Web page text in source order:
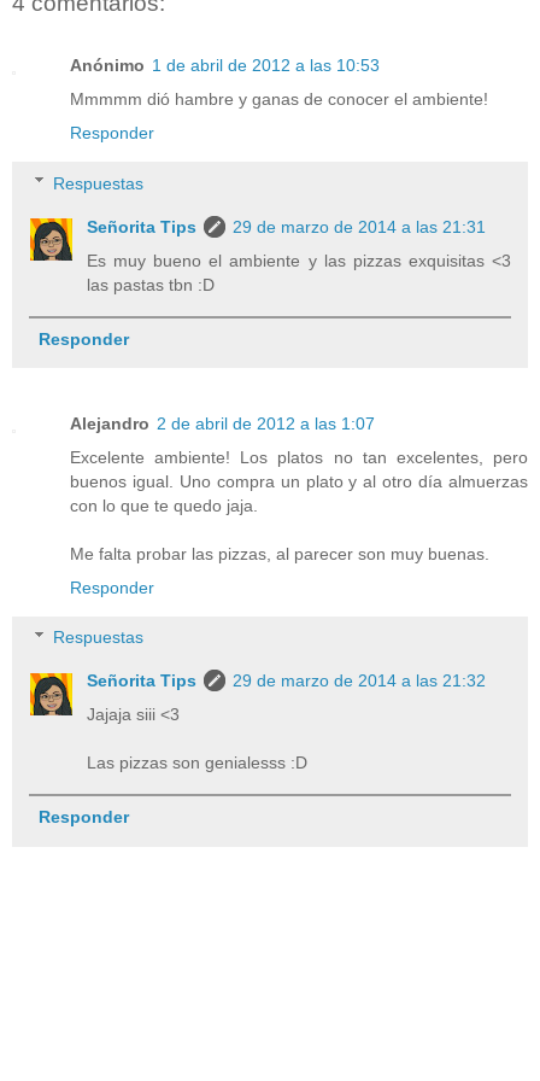
Anónimo 1 de abril de 2012 a las 10:53
Mmmmm dió hambre y ganas de conocer el ambiente!
Responder
Respuestas
Señorita Tips
29 de marzo de 2014 a las 21:31
Es muy bueno el ambiente y las pizzas exquisitas <3
las pastas tbn :D
Responder
Alejandro 2 de abril de 2012 a las 1:07
Excelente ambiente! Los platos no tan excelentes, pero
buenos igual. Uno compra un plato y al otro día almuerzas
con lo que te quedo jaja.
Me falta probar las pizzas, al parecer son muy buenas.
Responder
Respuestas
Señorita Tips
29 de marzo de 2014 a las 21:32
Jajaja siii <3
Las pizzas son genialesss :D
Responder